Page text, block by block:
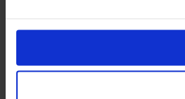
Mandag – Fredag 10:00 – 17:30